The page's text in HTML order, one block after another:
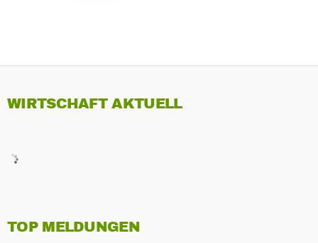
WIRTSCHAFT AKTUELL
TOP MELDUNGEN